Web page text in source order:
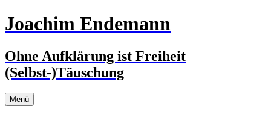
Zum
Inhalt
Joachim Endemann
Ohne Aufklärung ist Freiheit
(Selbst-)Täuschung
Menü